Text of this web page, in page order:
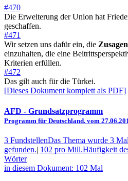
#470
Die Erweiterung der Union hat
geschaffen.
#471
Wir setzen uns dafür ein, die Zusagen
einzuhalten, die eine
Kriterien erfüllen.
#472
Das gilt auch für die Türkei.
[Dieses Dokument komplett als PDF]
AFD - Grundsatzprogramm
Programm für Deutschland. vom
3 FundstellenDas Thema wurde 3
gefunden.| 102 pro Mill.Häufigkeit
Wörter
in diesem Dokument: 102 Mal